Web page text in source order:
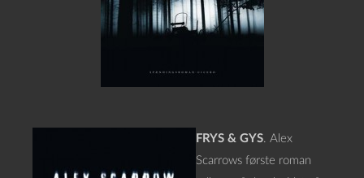
FRYS & GYS. Alex
Scarrows første roman